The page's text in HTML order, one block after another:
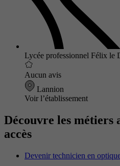
Lycée professionnel Félix le
Aucun avis
Lannion
Voir l’établissement
Découvre les métiers
accès
Devenir technicien en